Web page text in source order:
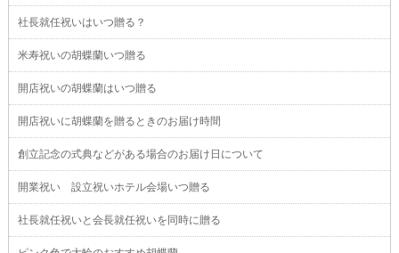
社長就任祝いはいつ贈る？
米寿祝いの胡蝶蘭いつ贈る
開店祝いの胡蝶蘭はいつ贈る
開店祝いに胡蝶蘭を贈るときのお届け時間
創立記念の式典などがある場合のお届け日について
開業祝い 設立祝いホテル会場いつ贈る
社長就任祝いと会長就任祝いを同時に贈る